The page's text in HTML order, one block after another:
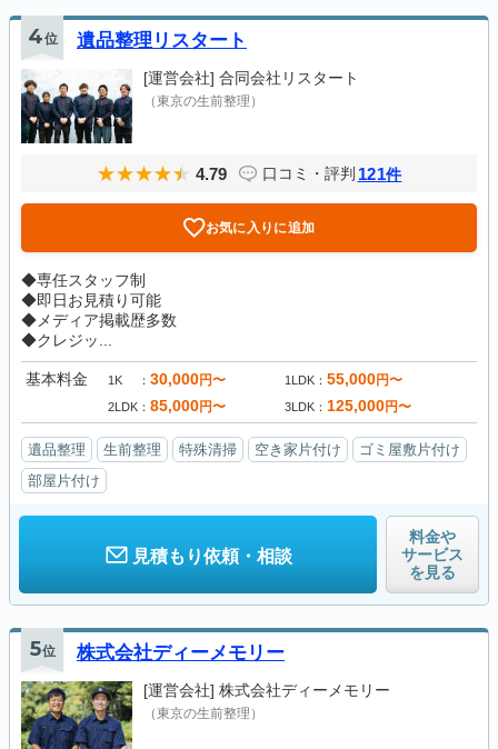
4位 遺品整理リスタート
[運営会社] 合同会社リスタート
（東京の生前整理）
4.79 口コミ・評判 121件
お気に入りに追加
◆専任スタッフ制
◆即日お見積り可能
◆メディア掲載歴多数
◆クレジッ...
基本料金 1K 30,000円〜 1LDK 55,000円〜
2LDK 85,000円〜 3LDK 125,000円〜
遺品整理 生前整理 特殊清掃 空き家片付け
ゴミ屋敷片付け
部屋片付け
見積もり依頼・相談
料金や
サービス
を見る
5位 株式会社ディーメモリー
[運営会社] 株式会社ディーメモリー
（東京の生前整理）